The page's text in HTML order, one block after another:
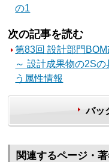
の1
次の記事を読む
第83回 設計部門
～ 設計成果物の2S
う属性情報
バッ
関連するページ・